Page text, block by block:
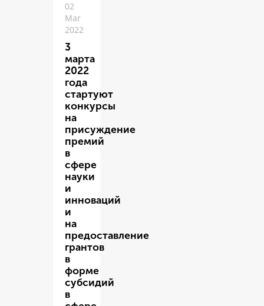
02
Mar
2022
3
марта
2022
года
стартуют
конкурсы
на
присуждение
премий
в
сфере
науки
и
инноваций
и
на
предоставление
грантов
в
форме
субсидий
в